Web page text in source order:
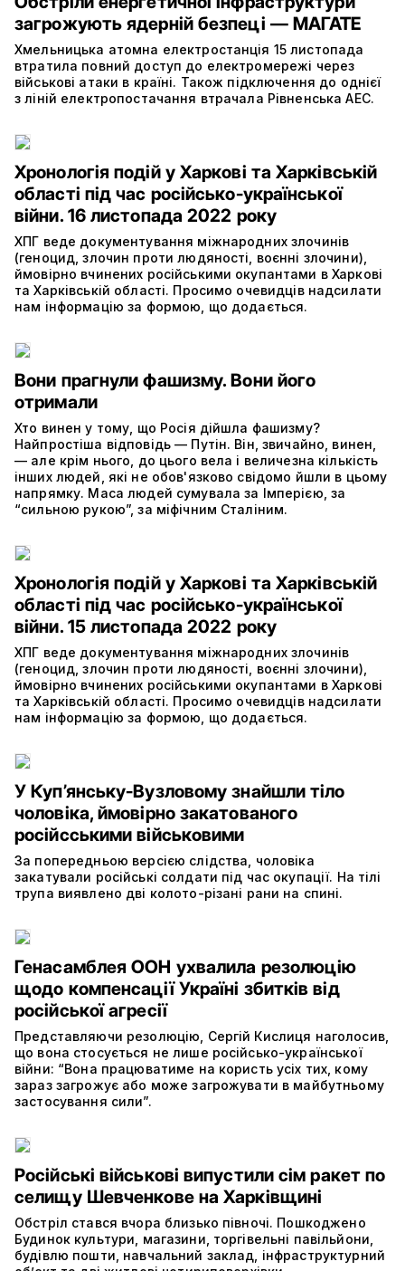
загрожують ядерній безпеці — МАГАТЕ
Хмельницька атомна електростанція 15 листопада
втратила повний доступ до електромережі через
військові атаки в країні. Також підключення до однієї
з ліній електропостачання втрачала Рівненська АЕС.
Хронологія подій у Харкові та Харківській
області під час російсько-української
війни. 16 листопада 2022 року
ХПГ веде документування міжнародних злочинів
(геноцид, злочин проти людяності, воєнні злочини),
ймовірно вчинених російськими окупантами в Харкові
та Харківській області. Просимо очевидців надсилати
нам інформацію за формою, що додається.
Вони прагнули фашизму. Вони його
отримали
Хто винен у тому, що Росія дійшла фашизму?
Найпростіша відповідь — Путін. Він, звичайно, винен,
— але крім нього, до цього вела і величезна кількість
інших людей, які не обов'язково свідомо йшли в цьому
напрямку. Маса людей сумувала за Імперією, за
“сильною рукою”, за міфічним Сталіним.
Хронологія подій у Харкові та Харківській
області під час російсько-української
війни. 15 листопада 2022 року
ХПГ веде документування міжнародних злочинів
(геноцид, злочин проти людяності, воєнні злочини),
ймовірно вчинених російськими окупантами в Харкові
та Харківській області. Просимо очевидців надсилати
нам інформацію за формою, що додається.
У Куп’янську-Вузловому знайшли тіло
чоловіка, ймовірно закатованого
російсськими військовими
За попередньою версією слідства, чоловіка
закатували російські солдати під час окупації. На тілі
трупа виявлено дві колото-різані рани на спині.
Генасамблея ООН ухвалила резолюцію
щодо компенсації Україні збитків від
російської агресії
Представляючи резолюцію, Сергій Кислиця наголосив,
що вона стосується не лише російсько-української
війни: “Вона працюватиме на користь усіх тих, кому
зараз загрожує або може загрожувати в майбутньому
застосування сили”.
Російські військові випустили сім ракет по
селищу Шевченкове на Харківщині
Обстріл стався вчора близько півночі. Пошкоджено
Будинок культури, магазини, торгівельні павільйони,
будівлю пошти, навчальний заклад, інфраструктурний